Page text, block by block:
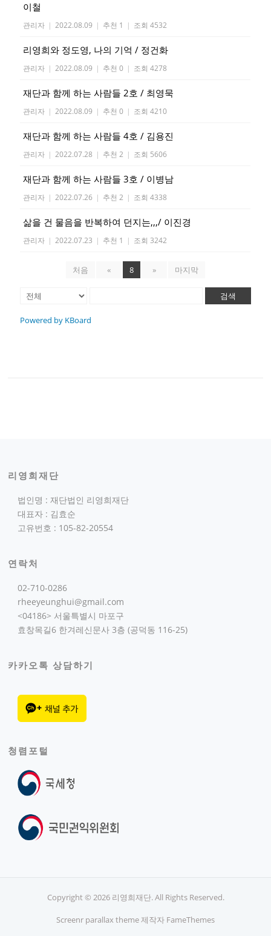
이철
관리자 | 2022.08.09 | 추천 1 | 조회 4532
리영희와 정도영, 나의 기억 / 정건화
관리자 | 2022.08.09 | 추천 0 | 조회 4278
재단과 함께 하는 사람들 2호 / 최영묵
관리자 | 2022.08.09 | 추천 0 | 조회 4210
재단과 함께 하는 사람들 4호 / 김용진
관리자 | 2022.07.28 | 추천 2 | 조회 5606
재단과 함께 하는 사람들 3호 / 이병남
관리자 | 2022.07.26 | 추천 2 | 조회 4338
삶을 건 물음을 반복하여 던지는,,,/ 이진경
관리자 | 2022.07.23 | 추천 1 | 조회 3242
처음 « 8 » 마지막
검색
Powered by KBoard
리영희재단
법인명 : 재단법인 리영희재단
대표자 : 김효순
고유번호 : 105-82-20554
연락처
02-710-0286
rheeyeunghui@gmail.com
<04186> 서울특별시 마포구
효창목길6 한겨레신문사 3층 (공덕동 116-25)
카카오톡 상담하기
청렴포털
Copyright © 2026 리영희재단. All Rights Reserved.
Screenr parallax theme제작자 FameThemes